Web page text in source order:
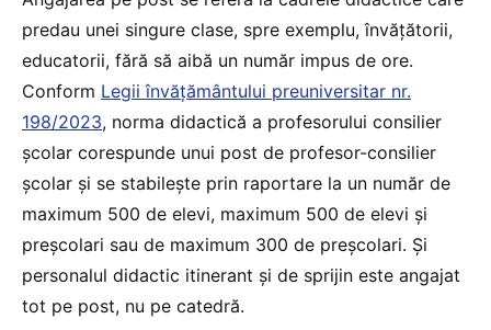
predau unei singure clase, spre exemplu, învățătorii,
educatorii, fără să aibă un număr impus de ore.
Conform Legii învățământului preuniversitar nr.
198/2023, norma didactică a profesorului consilier
școlar corespunde unui post de profesor-consilier
școlar și se stabilește prin raportare la un număr de
maximum 500 de elevi, maximum 500 de elevi și
preșcolari sau de maximum 300 de preșcolari. Și
personalul didactic itinerant și de sprijin este angajat
tot pe post, nu pe catedră.